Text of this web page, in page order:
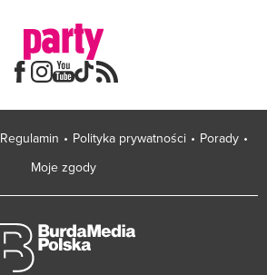
Regulamin Polityka prywatności
Porady
Moje zgody